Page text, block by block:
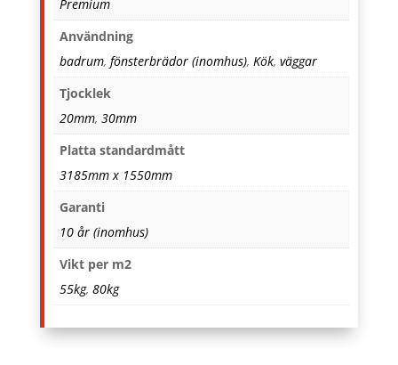
Premium
Användning
badrum, fönsterbrädor (inomhus), Kök, väggar
Tjocklek
20mm, 30mm
Platta standardmått
3185mm x 1550mm
Garanti
10 år (inomhus)
Vikt per m2
55kg, 80kg